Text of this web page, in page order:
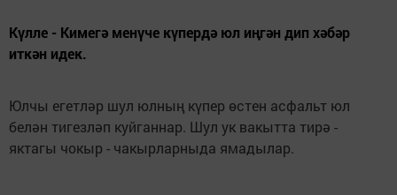
Күлле - Кимегә менүче күпердә юл иңгән дип хәбәр
иткән идек.
Юлчы егетләр шул юлның күпер өстен асфальт юл
белән тигезләп куйганнар. Шул ук вакытта тирә -
яктагы чокыр - чакырларныда ямадылар.